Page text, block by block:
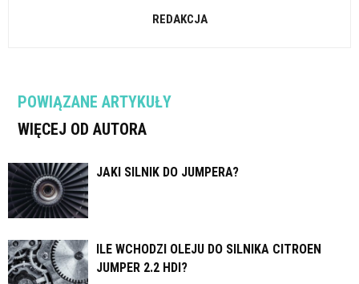
REDAKCJA
POWIĄZANE ARTYKUŁY
WIĘCEJ OD AUTORA
JAKI SILNIK DO JUMPERA?
ILE WCHODZI OLEJU DO SILNIKA CITROEN
JUMPER 2.2 HDI?